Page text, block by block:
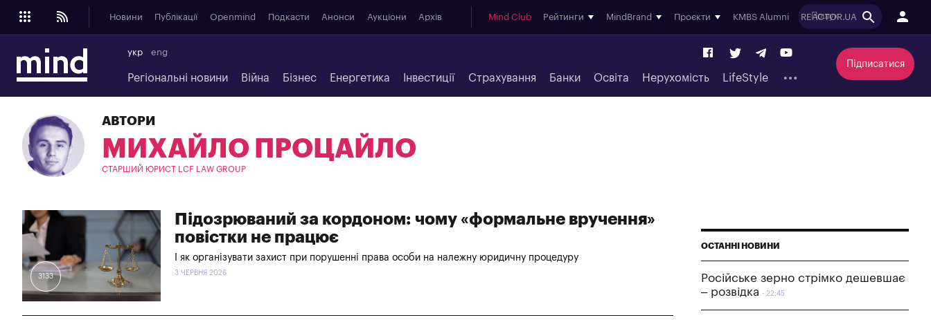
Новини Публікації Openmind Подкасти Анонси Аукціони Архів Mind Club Рейтинги MindBrand Проєкти KMBS Alumni REACTOR.UA
укр eng
Регіональні новини Війна Бізнес Енергетика Інвестиції Страхування Банки Освіта Нерухомість LifeStyle
Підписатися
АВТОРИ
МИХАЙЛО ПРОЦАЙЛО
СТАРШИЙ ЮРИСТ LCF LAW GROUP
3133
Підозрюваний за кордоном: чому «формальне вручення»
повістки не працює
І як організувати захист при порушенні права особи на належну юридичну процедуру
3 ЧЕРВНЯ 2026
ОСТАННІ НОВИНИ
Російське зерно стрімко дешевшає
– розвідка
22:45